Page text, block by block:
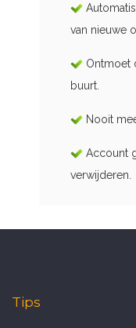
van nieuwe
Ontmoet
buurt.
Nooit
Account
verwijderen.
Tips